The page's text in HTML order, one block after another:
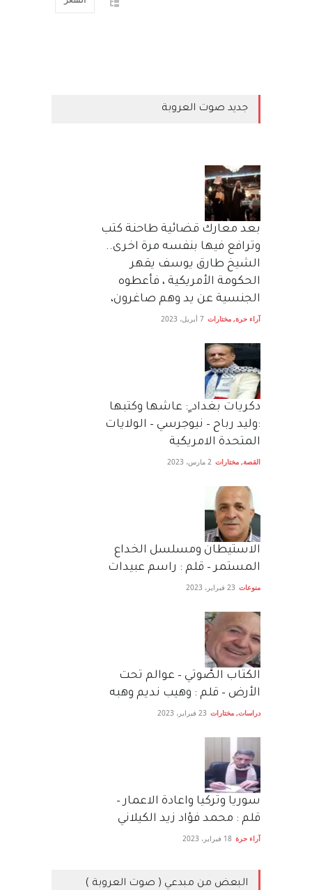
جديد صوت العروبة
بعد معارك قضائية طاحنة كتب
وترافع فيها بنفسه مرة اخرى..
الشيخ طارق يوسف يقهر
الحكومة الأمريكية ، فأعطوه
الجنسية عن يد وهم صاغرون،
آراء حرة, مختارات 7 أبريل، 2023
دكريات بغداد ٍ: عاشها وكتبها
:وليد رباح – نيوجرسي – الولايات
المتحدة الامريكية
القصة, مختارات 2 مارس، 2023
الاستيطان ومسلسل الخداع
المستمر – قلم : راسم عبيدات
منوعات 23 فبراير، 2023
الكتاب الصَّوتي – عوالم تحت
الأرض – قلم : وهيب نديم وهبه
دراسات, مختارات 23 فبراير، 2023
سوريا وتركيا واعادة الاعمار –
قلم : محمد فؤاد زيد الكيلاني
آراء حرة 18 فبراير، 2023
البعض من مبدعي ( صوت العروبة )